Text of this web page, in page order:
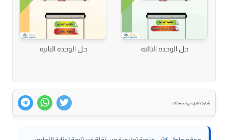
حل الوحدة الثالثة حل الوحدة الثانية
شارك الحل مع اصدقائك